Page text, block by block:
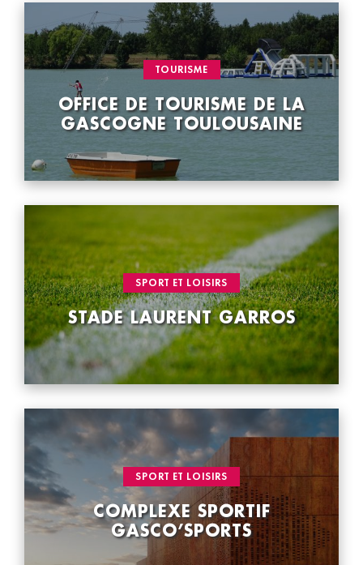
CATÉGORIE : "
TOURISME
OFFICE DE TOURISME DE LA
GASCOGNE TOULOUSAINE
CATÉGORIE : "
SPORT ET LOISIRS
STADE LAURENT GARROS
CATÉGORIE : "
SPORT ET LOISIRS
COMPLEXE SPORTIF
GASCO’SPORTS